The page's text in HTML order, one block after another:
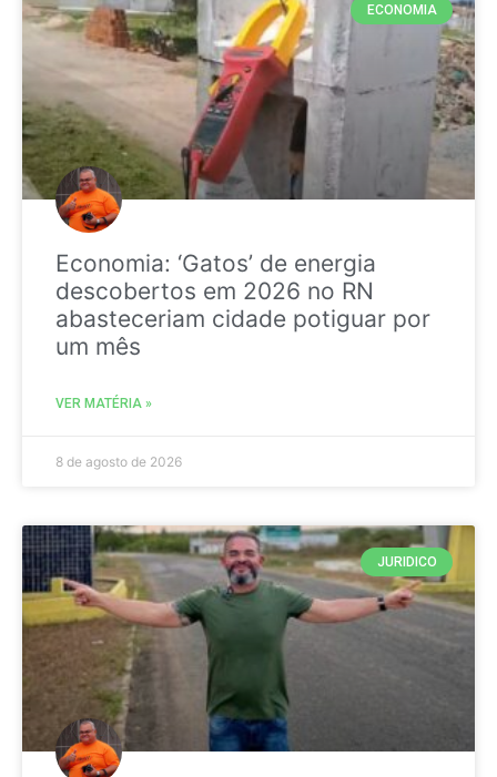
ECONOMIA
Economia: ‘Gatos’ de energia
descobertos em 2026 no RN
abasteceriam cidade potiguar por
um mês
VER MATÉRIA »
8 de agosto de 2026
JURIDICO